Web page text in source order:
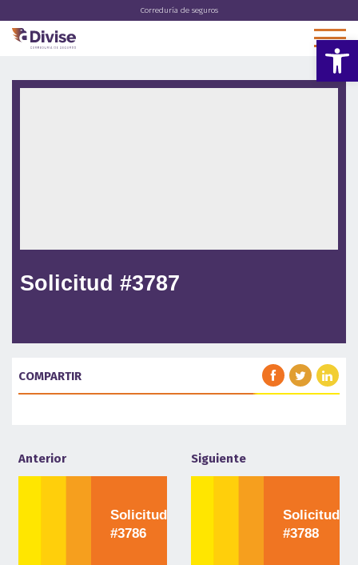
Abrir
Correduría de seguros
Solicitud #3787
COMPARTIR
Anterior
Solicitud
#3786
Siguiente
Solicitud
#3788